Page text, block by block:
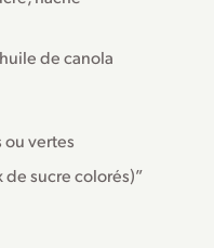
de canola
ou vertes
sucre colorés)”